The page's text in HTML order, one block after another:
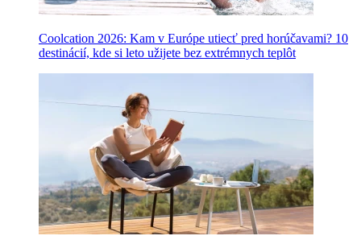
Coolcation 2026: Kam v Európe utiecť pred horúčavami? 10
destinácií, kde si leto užijete bez extrémnych teplôt